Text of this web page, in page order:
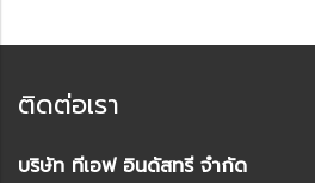
ติดต่อเรา
บริษัท ทีเอฟ อินดัสทรี จำกัด